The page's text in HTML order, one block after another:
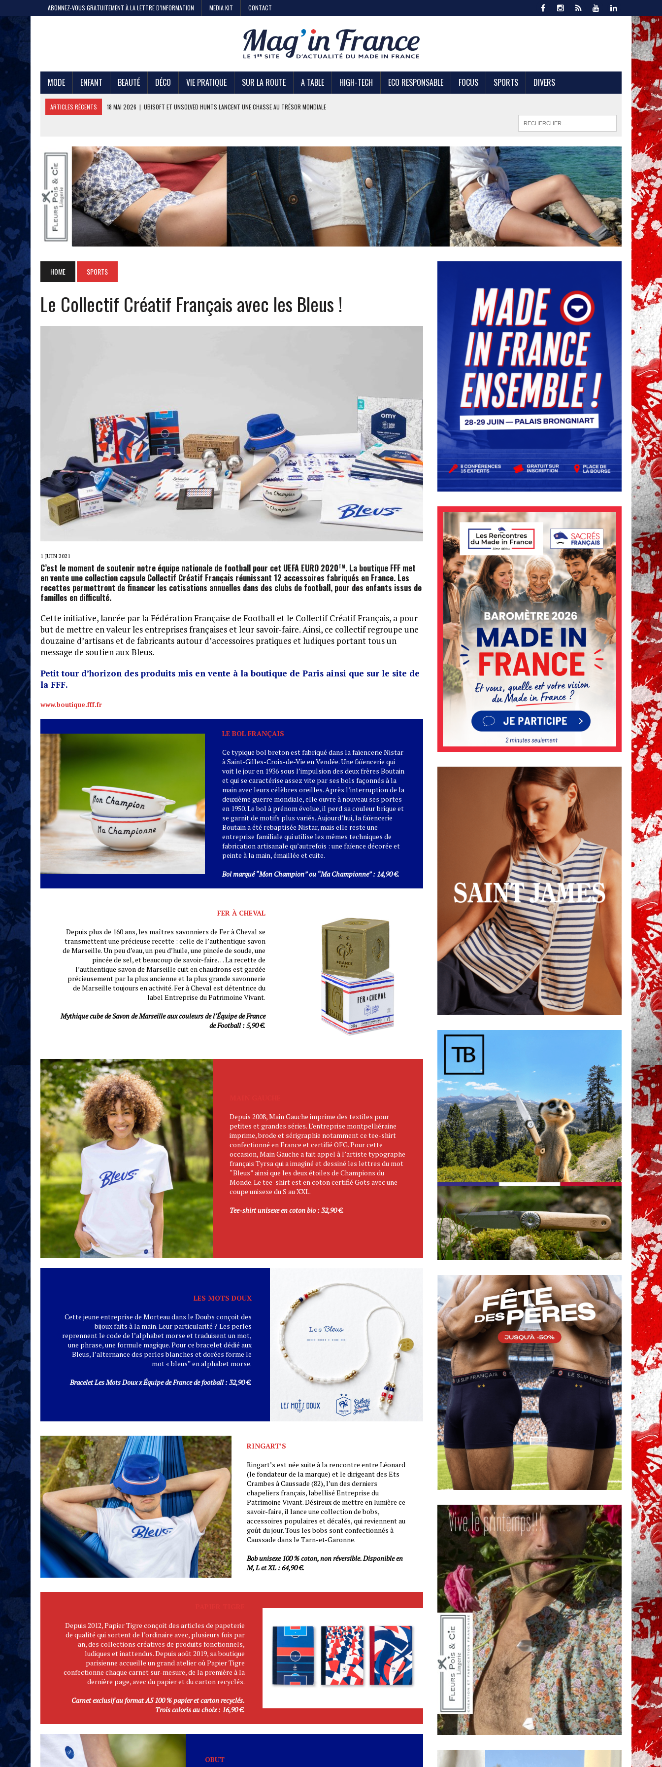
ABONNEZ-VOUS GRATUITEMENT À LA LETTRE D’INFORMATION MEDIA KIT CONTACT
MODE ENFANT BEAUTÉ DÉCO VIE PRATIQUE SUR LA ROUTE A TABLE HIGH-TECH ECO RESPONSABLE FOCUS SPORTS DIVERS
ARTICLES RÉCENTS 11 MAI 2026 | CRISTEL, 200 ANS DE SAVOIR-FAIRE
24 AVRIL 2026 | DEEPFOIL, POUR LES ADEPTES DU GRAND BLEU
21 AVRIL 2026 | 100 000 JEANS FABRIQUÉS EN FRANCE POUR JULES ET KIABI
17 AVRIL 2026 | DURALEX LANCE PICARDIE 58 CL, REMÈDE OU ERREUR DE STRATÉGIE ?
3 JUIN 2026 | L’ÉTERNELLE MARINIÈRE SAINT JAMES
18 MAI 2026
UBISOFT ET UNSOLVED HUNTS LANCENT UNE CHASSE AU TRÉSOR MONDIALE
HOME SPORTS
Le Collectif Créatif Français avec les Bleus !
1 JUIN 2021
C’est le moment de soutenir notre équipe nationale de football pour cet UEFA EURO 2020TM. La boutique FFF met
en vente une collection capsule Collectif Créatif Français réunissant 12 accessoires fabriqués en France. Les
recettes permettront de financer les cotisations annuelles dans des clubs de football, pour des enfants issus de
familles en difficulté.
Cette initiative, lancée par la Fédération Française de Football et le Collectif Créatif Français, a pour
but de mettre en valeur les entreprises françaises et leur savoir-faire. Ainsi, ce collectif regroupe une
douzaine d’artisans et de fabricants autour d’accessoires pratiques et ludiques portant tous un
message de soutien aux Bleus.
Petit tour d’horizon des produits mis en vente à la boutique de Paris ainsi que sur le site de
la FFF.
www.boutique.fff.fr
LE BOL FRANÇAIS
Ce typique bol breton est fabriqué dans la faïencerie Nistar
à Saint-Gilles-Croix-de-Vie en Vendée. Une faïencerie qui
voit le jour en 1936 sous l’impulsion des deux frères Boutain
et qui se caractérise assez vite par ses bols façonnés à la
main avec leurs célèbres oreilles. Après l’interruption de la
deuxième guerre mondiale, elle ouvre à nouveau ses portes
en 1950. Le bol à prénom évolue, il perd sa couleur brique et
se garnit de motifs plus variés. Aujourd’hui, la faïencerie
Boutain a été rebaptisée Nistar, mais elle reste une
entreprise familiale qui utilise les mêmes techniques de
fabrication artisanale qu’autrefois : une faïence décorée et
peinte à la main, émaillée et cuite.
Bol marqué “Mon Champion” ou “Ma Championne” : 14,90 €.
FER À CHEVAL
Depuis plus de 160 ans, les maîtres savonniers de Fer à Cheval se
transmettent une précieuse recette : celle de l’authentique savon
de Marseille. Un peu d’eau, un peu d’huile, une pincée de soude, une
pincée de sel, et beaucoup de savoir-faire… La recette de
l’authentique savon de Marseille cuit en chaudrons est gardée
précieusement par la plus ancienne et la plus grande savonnerie
de Marseille toujours en activité. Fer à Cheval est détentrice du
label Entreprise du Patrimoine Vivant.
Mythique cube de Savon de Marseille aux couleurs de l’Équipe de France
de Football : 5,90 €.
Depuis 2008, Main Gauche imprime des textiles pour
petites et grandes séries. L’entreprise montpelliéraine
imprime, brode et sérigraphie notamment ce tee-shirt
confectionné en France et certifié OFG. Pour cette
occasion, Main Gauche a fait appel à l’artiste typographe
français Tyrsa qui a imaginé et dessiné les lettres du mot
“Bleus” ainsi que les deux étoiles de Champions du
Monde. Le tee-shirt est en coton certifié Gots avec une
coupe unisexe du S au XXL.
Tee-shirt unisexe en coton bio : 32,90 €.
LES MOTS DOUX
Cette jeune entreprise de Morteau dans le Doubs conçoit des
bijoux faits à la main. Leur particularité ? Les perles
reprennent le code de l’alphabet morse et traduisent un mot,
une phrase, une formule magique. Pour ce bracelet dédié aux
Bleus, l’alternance des perles blanches et dorées forme le
mot « bleus” en alphabet morse.
Bracelet Les Mots Doux x Équipe de France de football : 32,90 €.
RINGART’S
Ringart’s est née suite à la rencontre entre Léonard
(le fondateur de la marque) et le dirigeant des Ets
Crambes à Caussade (82), l’un des derniers
chapeliers français, labellisé Entreprise du
Patrimoine Vivant. Désireux de mettre en lumière ce
savoir-faire, il lance une collection de bobs,
accessoires populaires et décalés, qui reviennent au
goût du jour. Tous les bobs sont confectionnés à
Caussade dans le Tarn-et-Garonne.
Bob unisexe 100 % coton, non réversible. Disponible en
M, L et XL : 64,90 €.
Depuis 2012, Papier Tigre conçoit des articles de papeterie
de qualité qui sortent de l’ordinaire avec, plusieurs fois par
an, des collections créatives de produits fonctionnels,
ludiques et inattendus. Depuis août 2019, sa boutique
parisienne accueille un grand atelier où Papier Tigre
confectionne chaque carnet sur-mesure, de la première à la
dernière page, avec du papier et du carton recyclés.
Carnet exclusif au format A5 100 % papier et carton recyclés.
Trois coloris au choix : 16,90 €.
OBUT